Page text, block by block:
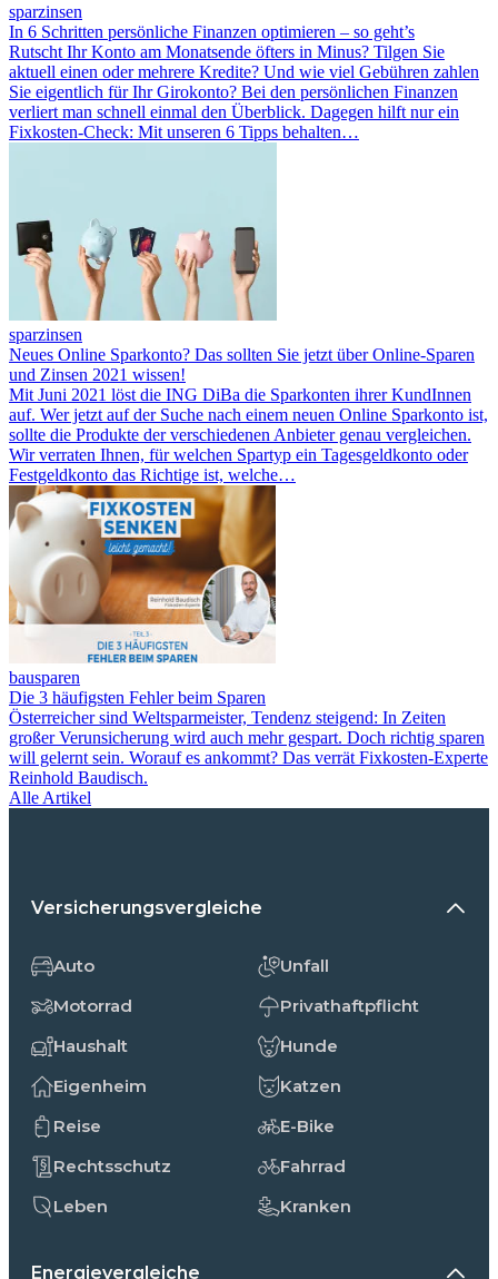
sparzinsen
In 6 Schritten persönliche Finanzen optimieren – so geht’s
Rutscht Ihr Konto am Monatsende öfters in Minus? Tilgen Sie
aktuell einen oder mehrere Kredite? Und wie viel Gebühren zahlen
Sie eigentlich für Ihr Girokonto? Bei den persönlichen Finanzen
verliert man schnell einmal den Überblick. Dagegen hilft nur ein
Fixkosten-Check: Mit unseren 6 Tipps behalten…
sparzinsen
Neues Online Sparkonto? Das sollten Sie jetzt über Online-Sparen
und Zinsen 2021 wissen!
Mit Juni 2021 löst die ING DiBa die Sparkonten ihrer KundInnen
auf. Wer jetzt auf der Suche nach einem neuen Online Sparkonto ist,
sollte die Produkte der verschiedenen Anbieter genau vergleichen.
Wir verraten Ihnen, für welchen Spartyp ein Tagesgeldkonto oder
Festgeldkonto das Richtige ist, welche…
bausparen
Die 3 häufigsten Fehler beim Sparen
Österreicher sind Weltsparmeister, Tendenz steigend: In Zeiten
großer Verunsicherung wird auch mehr gespart. Doch richtig sparen
will gelernt sein. Worauf es ankommt? Das verrät Fixkosten-Experte
Reinhold Baudisch.
Alle Artikel
Versicherungsvergleiche
Auto
Motorrad
Haushalt
Eigenheim
Reise
Rechtsschutz
Leben
Unfall
Privathaftpflicht
Hunde
Katzen
E-Bike
Fahrrad
Kranken
Energievergleiche